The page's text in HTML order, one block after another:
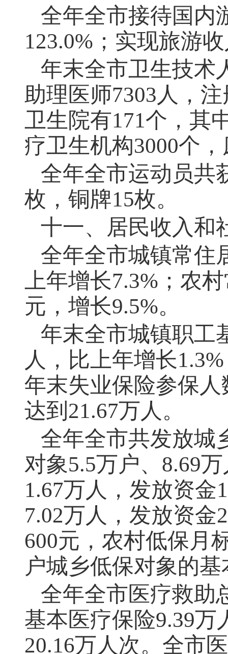
全年全市接待国内
123.0%；实现旅游
年末全市卫生技术
助理医师7303人，
卫生院有171个，其
疗卫生机构3000个
全年全市运动员共
枚，铜牌15枚。
十一、居民收入和
全年全市城镇常住
上年增长7.3%；农
元，增长9.5%。
年末全市城镇职工
人，比上年增长
年末失业保险参保
达到21.67万人。
全年全市共发放城
对象5.5万户、8.69
1.67万人，发放资金
7.02万人，发放资金
600元，农村低保月
户城乡低保对象的
全年全市医疗救助
基本医疗保险9.39万
20.16万人次。全市